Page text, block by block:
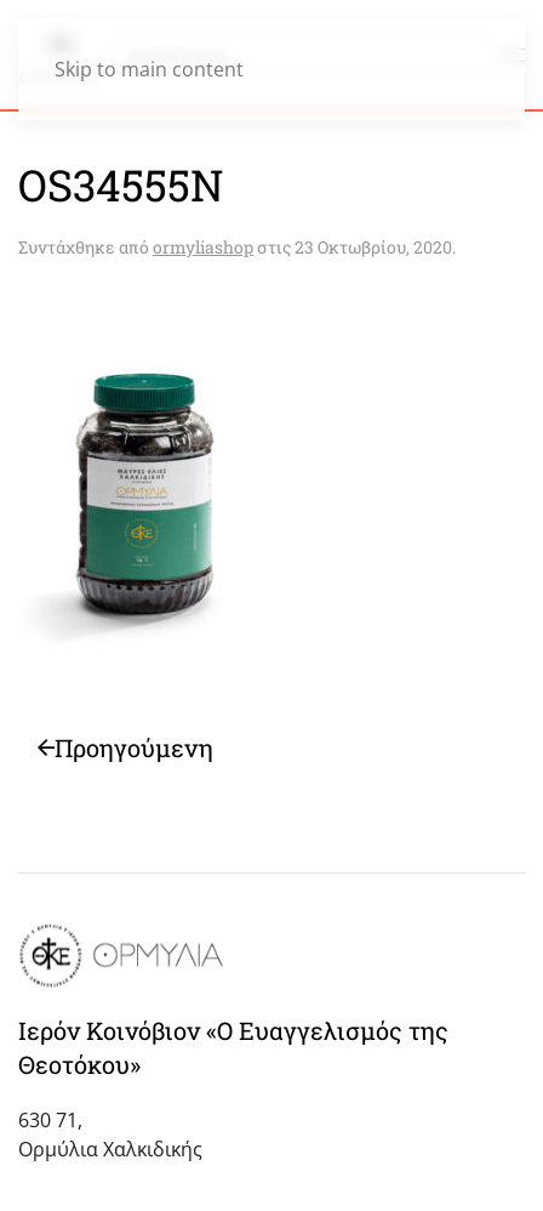
Skip to main content
OS34555N
Συντάχθηκε από ormyliashopστις23 Οκτωβρίου, 2020.
Προηγούμενη
Ιερόν Κοινόβιον «Ο Ευαγγελισμός της
Θεοτόκου»
630 71,
Ορμύλια Χαλκιδικής